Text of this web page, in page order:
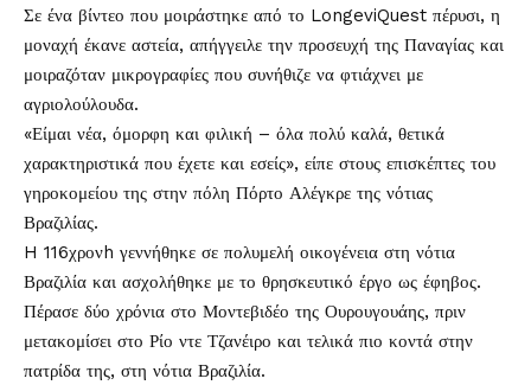
Σε ένα βίντεο που μοιράστηκε από το LongeviQuest πέρυσι, η
μοναχή έκανε αστεία, απήγγειλε την προσευχή της Παναγίας και
μοιραζόταν μικρογραφίες που συνήθιζε να φτιάχνει με
αγριολούλουδα.
«Είμαι νέα, όμορφη και φιλική – όλα πολύ καλά, θετικά
χαρακτηριστικά που έχετε και εσείς», είπε στους επισκέπτες του
γηροκομείου της στην πόλη Πόρτο Αλέγκρε της νότιας
Βραζιλίας.
H 116χρονh γεννήθηκε σε πολυμελή οικογένεια στη νότια
Βραζιλία και ασχολήθηκε με το θρησκευτικό έργο ως έφηβος.
Πέρασε δύο χρόνια στο Μοντεβιδέο της Ουρουγουάης, πριν
μετακομίσει στο Ρίο ντε Τζανέιρο και τελικά πιο κοντά στην
πατρίδα της, στη νότια Βραζιλία.